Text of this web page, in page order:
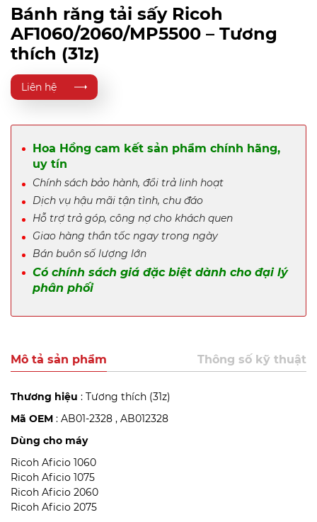
Bánh răng tải sấy Ricoh
AF1060/2060/MP5500 – Tương
thích (31z)
Liên hệ
Hoa Hồng cam kết sản phẩm chính hãng,
uy tín
Chính sách bảo hành, đổi trả linh hoạt
Dịch vụ hậu mãi tận tình, chu đáo
Hỗ trợ trả góp, công nợ cho khách quen
Giao hàng thần tốc ngay trong ngày
Bán buôn số lượng lớn
Có chính sách giá đặc biệt dành cho đại lý
phân phối
Mô tả sản phẩm Thông số kỹ thuật
Thương hiệu : Tương thích (31z)
Mã OEM : AB01-2328 , AB012328
Dùng cho máy
Ricoh Aficio 1060
Ricoh Aficio 1075
Ricoh Aficio 2060
Ricoh Aficio 2075